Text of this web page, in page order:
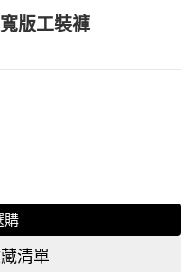
版工裝褲
購
清單